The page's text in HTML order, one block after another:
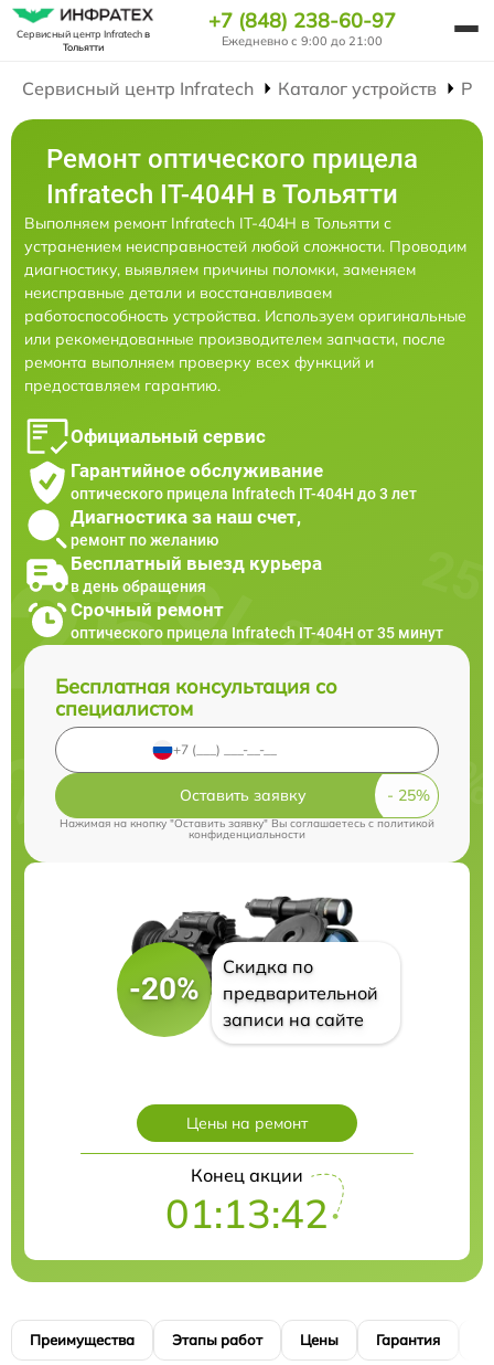
Сервисный центр Infratechв
Тольятти
+7 (848) 238-60-97
Ежедневно с 9:00 до 21:00
Сервисный центр Infratech Каталог устройств
Ремонт оптического прицела
Infratech IT-404H в Тольятти
Выполняем ремонт Infratech IT-404H в Тольятти с
устранением неисправностей любой сложности. Проводим
диагностику, выявляем причины поломки, заменяем
неисправные детали и восстанавливаем
работоспособность устройства. Используем оригинальные
или рекомендованные производителем запчасти, после
ремонта выполняем проверку всех функций и
предоставляем гарантию.
Официальный сервис
Гарантийное обслуживание
оптического прицела Infratech IT-404H до 3 лет
Диагностика за наш счет,
ремонт по желанию
Бесплатный выезд курьера
в день обращения
Срочный ремонт
оптического прицела Infratech IT-404H от 35 минут
Бесплатная консультация со
специалистом
Оставить заявку
Нажимая на кнопку "Оставить заявку" Вы соглашаетесь cполитикой
конфиденциальности
-20%
Скидка по
предварительной
записи на сайте
Цены на ремонт
Конец акции
01:13:41
Преимущества Этапы работ Цены Гарантия